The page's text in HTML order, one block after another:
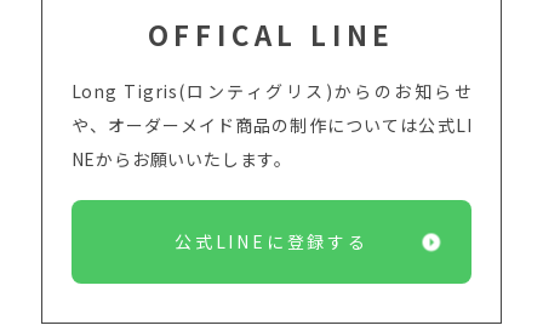
OFFICAL LINE
Long Tigris(ロンティグリス)からのお知らせ
や、オーダーメイド商品の制作については公式LI
NEからお願いいたします。
公式LINEに登録する